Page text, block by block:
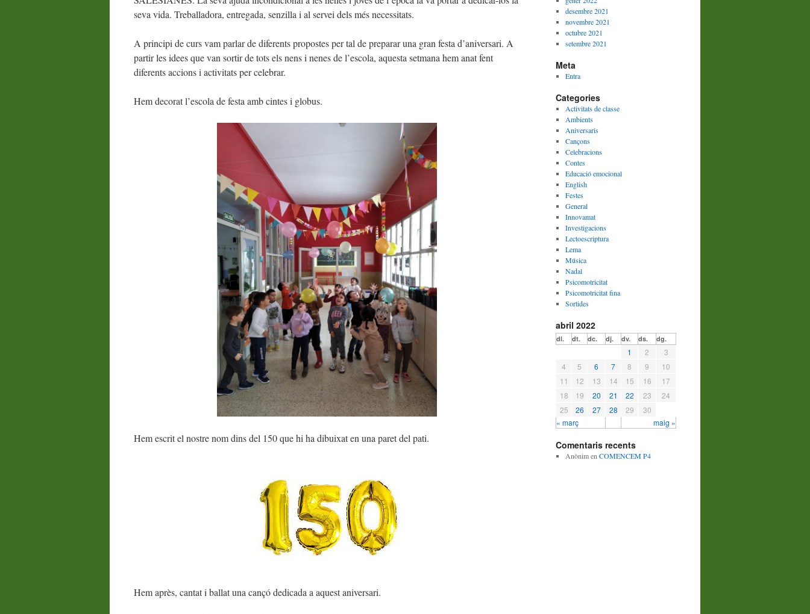
seva vida. Treballadora, entregada, senzilla i al servei dels més necessitats.
A principi de curs vam parlar de diferents propostes per tal de preparar una gran festa d’aniversari. A
partir les idees que van sortir de tots els nens i nenes de l’escola, aquesta setmana hem anat fent
diferents accions i activitats per celebrar.
Hem decorat l’escola de festa amb cintes i globus.
Hem escrit el nostre nom dins del 150 que hi ha dibuixat en una paret del pati.
Hem après, cantat i ballat una cançó dedicada a aquest aniversari.
desembre 2021
novembre 2021
octubre 2021
setembre 2021
Meta
Entra
Categories
Activitats de classe
Ambients
Aniversaris
Cançons
Celebracions
Contes
Educació emocional
English
Festes
General
Innovamat
Investigacions
Lectoescriptura
Lema
Música
Nadal
Psicomotricitat
Psicomotricitat fina
Sortides
abril 2022
dl. dt. dc. dj. dv. ds. dg.
« març maig »
1 2
3
4
5 6 7 8 9
10
11
12 13 14 15 16
17
18
19 20 21 22 23
24
25
26 27 28 29 30
Comentaris recents
Anònimen COMENCEM P4